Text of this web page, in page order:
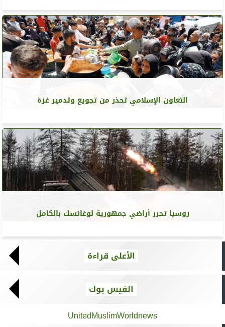
التعاون الإسلامي تحذر من تجويع وتدمير غزة
روسيا تحرر أراضي جمهورية لوغانسك بالكامل
الأعلى قراءة
الفيس بوك
UnitedMuslimWorldnews